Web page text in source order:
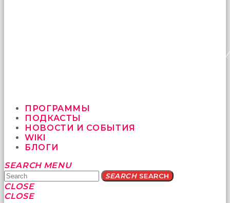
ПРОГРАММЫ
ПОДКАСТЫ
НОВОСТИ И СОБЫТИЯ
WIKI
БЛОГИ
Yatağa
bile
geçmeye
fırsat
SEARCH MENU
SEARCHSEARCH
CLOSE
CLOSE